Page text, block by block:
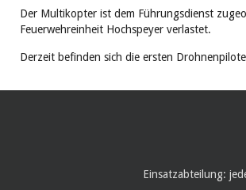
Der Multikopter ist dem Führungsdienst
Feuerwehreinheit Hochspeyer verlastet.
Derzeit befinden sich die ersten
Einsatzabteilung: